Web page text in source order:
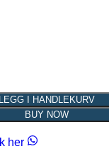
LEGG I HANDLEKURV
BUY NOW
her